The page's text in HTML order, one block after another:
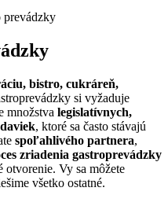
prevádzky
bistro, cukráreň,
si vyžaduje
množstva legislatívnych,
, ktoré sa často stávajú
spoľahlivého partnera,
zriadenia gastroprevádzky
otvorenie. Vy sa môžete
všetko ostatné.